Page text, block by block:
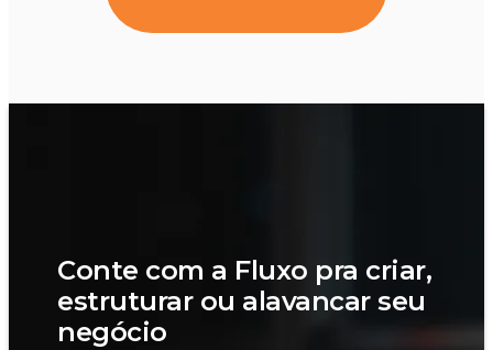
Conte com a Fluxo pra criar,
estruturar ou alavancar seu
negócio